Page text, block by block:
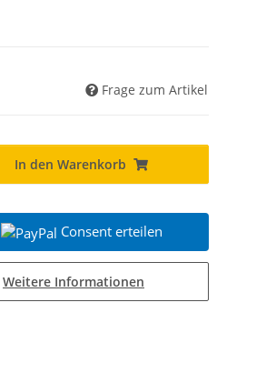
Frage zum Artikel
In den Warenkorb
Consent erteilen
Weitere Informationen